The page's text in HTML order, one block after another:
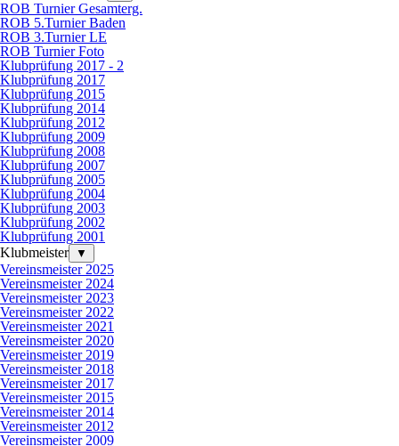
ROB Turnier Gesamterg.
ROB 5.Turnier Baden
ROB 3.Turnier LE
ROB Turnier Foto
Klubprüfung 2017 - 2
Klubprüfung 2017
Klubprüfung 2015
Klubprüfung 2014
Klubprüfung 2012
Klubprüfung 2009
Klubprüfung 2008
Klubprüfung 2007
Klubprüfung 2005
Klubprüfung 2004
Klubprüfung 2003
Klubprüfung 2002
Klubprüfung 2001
Klubmeister
▼
Vereinsmeister 2025
Vereinsmeister 2024
Vereinsmeister 2023
Vereinsmeister 2022
Vereinsmeister 2021
Vereinsmeister 2020
Vereinsmeister 2019
Vereinsmeister 2018
Vereinsmeister 2017
Vereinsmeister 2015
Vereinsmeister 2014
Vereinsmeister 2012
Vereinsmeister 2009